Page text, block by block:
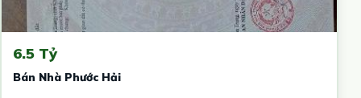
6.5 Tỷ
Bán Nhà Phước Hải